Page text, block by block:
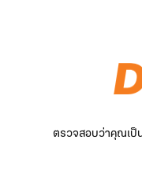
ตรวจสอบว่าคุณเป็